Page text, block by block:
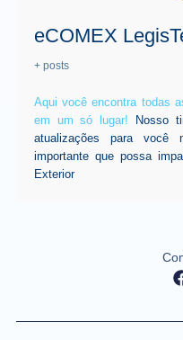
eCOMEX
+ posts
Aqui você encontra todas
em um só lugar! Nosso
atualizações para você
importante que possa
Exterior